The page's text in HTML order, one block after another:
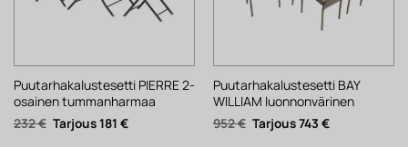
Puutarhakalustesetti PIERRE 2-
osainen tummanharmaa
232€ Alkuperäinen
hinta
181 €Nykyinen
Puutarhakalustesetti BAY
WILLIAM luonnonvärinen
952€ Alkuperäinen
hinta
743 €Nykyinen